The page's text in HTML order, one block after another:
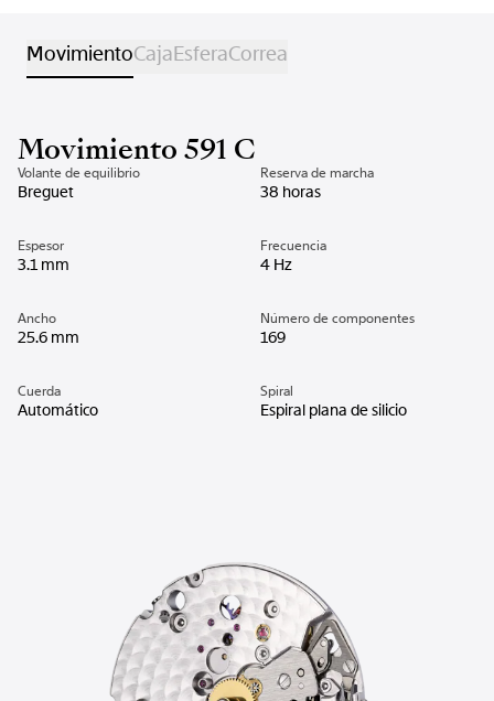
MovimientoCajaEsferaCorrea
Movimiento 591 C
Volante de equilibrio
Breguet
Reserva de marcha
38 horas
Espesor
3.1 mm
Frecuencia
4 Hz
Ancho
25.6 mm
Número de componentes
169
Cuerda
Automático
Spiral
Espiral plana de silicio